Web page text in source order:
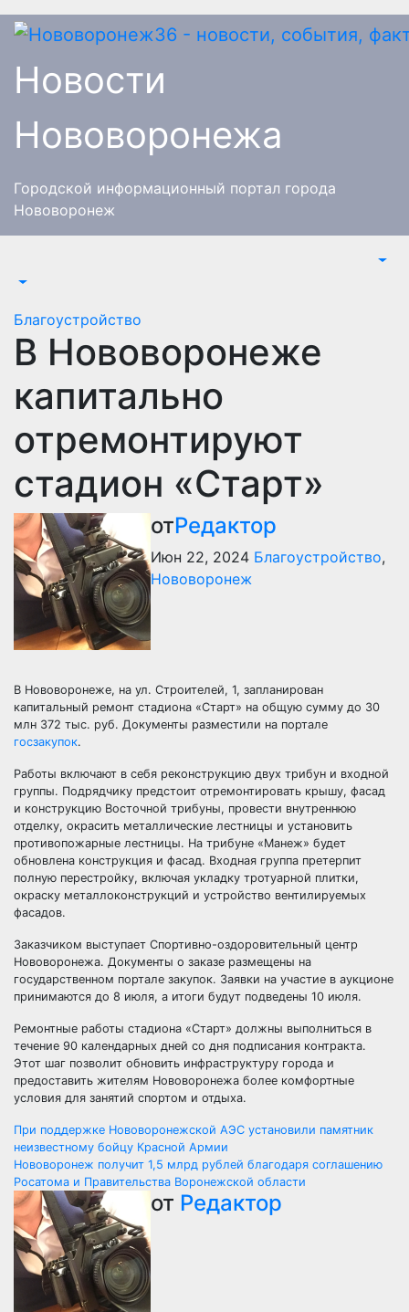
Перейти
Новости
Нововоронежа
Городской информационный портал города
Нововоронеж
Благоустройство
В Нововоронеже
капитально
отремонтируют
стадион «Старт»
отРедактор
Июн 22, 2024 Благоустройство,
Нововоронеж
В Нововоронеже, на ул. Строителей, 1, запланирован
капитальный ремонт стадиона «Старт» на общую сумму до 30
млн 372 тыс. руб. Документы разместили на портале
госзакупок.
Работы включают в себя реконструкцию двух трибун и входной
группы. Подрядчику предстоит отремонтировать крышу, фасад
и конструкцию Восточной трибуны, провести внутреннюю
отделку, окрасить металлические лестницы и установить
противопожарные лестницы. На трибуне «Манеж» будет
обновлена конструкция и фасад. Входная группа претерпит
полную перестройку, включая укладку тротуарной плитки,
окраску металлоконструкций и устройство вентилируемых
фасадов.
Заказчиком выступает Спортивно-оздоровительный центр
Нововоронежа. Документы о заказе размещены на
государственном портале закупок. Заявки на участие в аукционе
принимаются до 8 июля, а итоги будут подведены 10 июля.
Ремонтные работы стадиона «Старт» должны выполниться в
течение 90 календарных дней со дня подписания контракта.
Этот шаг позволит обновить инфраструктуру города и
предоставить жителям Нововоронежа более комфортные
условия для занятий спортом и отдыха.
Навигация
по
записям
​При поддержке Нововоронежской АЭС установили памятник
неизвестному бойцу Красной Армии
Нововоронеж получит 1,5 млрд рублей благодаря соглашению
Росатома и Правительства Воронежской области
от Редактор